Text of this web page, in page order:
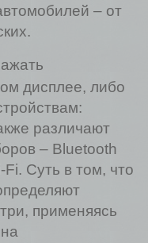
– от
дисплее, либо
различают
– Bluetooth
Суть в том, что
применяясь